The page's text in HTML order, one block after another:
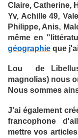
Claire, Catherine,
Yv, Achille 49,
Philippe, Anis,
même en
géographie que
Lou de
magnolias) nous
Nous sommes
J'ai également
francophone
mettre vos